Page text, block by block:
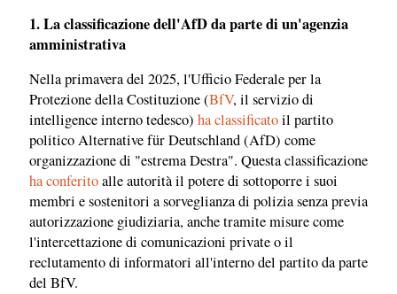
1. La classificazione dell'AfD da parte di un'agenzia
amministrativa
Nella primavera del 2025, l'Ufficio Federale per la
Protezione della Costituzione (BfV, il servizio di
intelligence interno tedesco) ha classificatoil partito
politico Alternative für Deutschland (AfD) come
organizzazione di "estrema Destra". Questa classificazione
ha conferitoalle autorità il potere di sottoporre i suoi
membri e sostenitori a sorveglianza di polizia senza previa
autorizzazione giudiziaria, anche tramite misure come
l'intercettazione di comunicazioni private o il
reclutamento di informatori all'interno del partito da parte
del BfV.